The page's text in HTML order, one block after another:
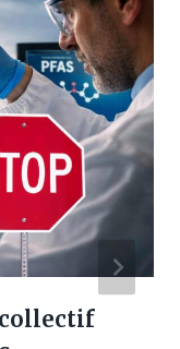
collectif